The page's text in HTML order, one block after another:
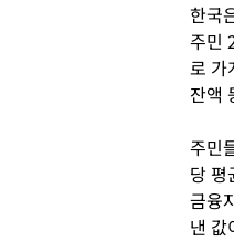
한국
주민
로 가
잔액
주민
당 평
금융
낸 값